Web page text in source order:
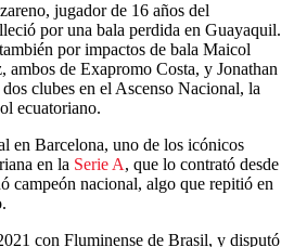
jugador de 16 años del
por una bala perdida en Guayaquil.
por impactos de bala Maicol
ambos de Exapromo Costa, y Jonathan
clubes en el Ascenso Nacional, la
ecuatoriano.
en Barcelona, uno de los icónicos
en la Serie A, que lo contrató desde
campeón nacional, algo que repitió en
con Fluminense de Brasil, y disputó